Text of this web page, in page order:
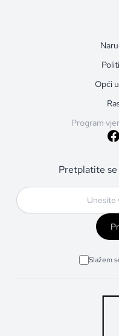
Opći
Program
Pretplatite
Slažem